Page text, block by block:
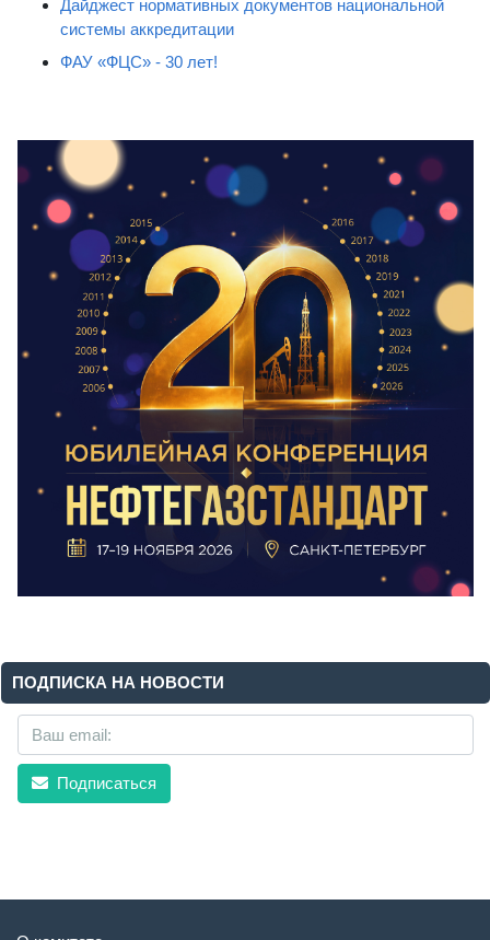
Дайджест нормативных документов национальной
системы аккредитации
ФАУ «ФЦС» - 30 лет!
ПОДПИСКА НА НОВОСТИ
Подписаться